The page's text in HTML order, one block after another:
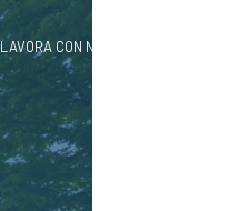
LAVORA CON NOI